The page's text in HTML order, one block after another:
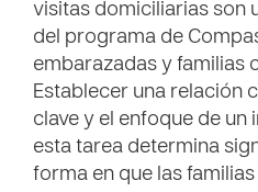
visitas domiciliarias son
del programa de
embarazadas y familias
Establecer una relación
clave y el enfoque de
esta tarea determina
forma en que las